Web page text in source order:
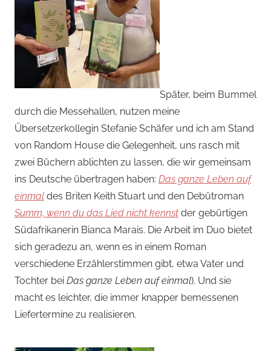
Später, beim Bummel
durch die Messehallen, nutzen meine
Übersetzerkollegin Stefanie Schäfer und ich am Stand
von Random House die Gelegenheit, uns rasch mit
zwei Büchern ablichten zu lassen, die wir gemeinsam
ins Deutsche übertragen haben: Das ganze Leben auf
einmal des Briten Keith Stuart und den Debütroman
Summ, wenn du das Lied nicht kennst der gebürtigen
Südafrikanerin Bianca Marais. Die Arbeit im Duo bietet
sich geradezu an, wenn es in einem Roman
verschiedene Erzählerstimmen gibt, etwa Vater und
Tochter bei Das ganze Leben auf einmal). Und sie
macht es leichter, die immer knapper bemessenen
Liefertermine zu realisieren.